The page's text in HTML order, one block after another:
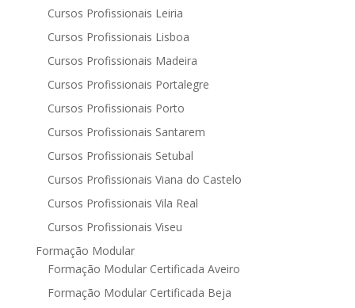
Cursos Profissionais Leiria
Cursos Profissionais Lisboa
Cursos Profissionais Madeira
Cursos Profissionais Portalegre
Cursos Profissionais Porto
Cursos Profissionais Santarem
Cursos Profissionais Setubal
Cursos Profissionais Viana do Castelo
Cursos Profissionais Vila Real
Cursos Profissionais Viseu
Formação Modular
Formação Modular Certificada Aveiro
Formação Modular Certificada Beja